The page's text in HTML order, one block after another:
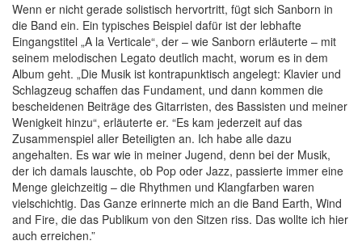
Wenn er nicht gerade solistisch hervortritt, fügt sich Sanborn in
die Band ein. Ein typisches Beispiel dafür ist der lebhafte
Eingangstitel „A la Verticale“, der – wie Sanborn erläuterte – mit
seinem melodischen Legato deutlich macht, worum es in dem
Album geht. „Die Musik ist kontrapunktisch angelegt: Klavier und
Schlagzeug schaffen das Fundament, und dann kommen die
bescheidenen Beiträge des Gitarristen, des Bassisten und meiner
Wenigkeit hinzu“, erläuterte er. “Es kam jederzeit auf das
Zusammenspiel aller Beteiligten an. Ich habe alle dazu
angehalten. Es war wie in meiner Jugend, denn bei der Musik,
der ich damals lauschte, ob Pop oder Jazz, passierte immer eine
Menge gleichzeitig – die Rhythmen und Klangfarben waren
vielschichtig. Das Ganze erinnerte mich an die Band Earth, Wind
and Fire, die das Publikum von den Sitzen riss. Das wollte ich hier
auch erreichen.”